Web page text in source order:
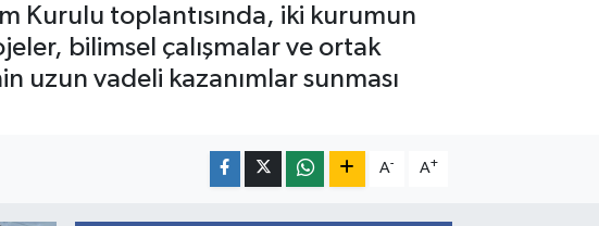
Kurulu toplantısında, iki kurumun
bilimsel çalışmalar ve ortak
uzun vadeli kazanımlar sunması
A- A+